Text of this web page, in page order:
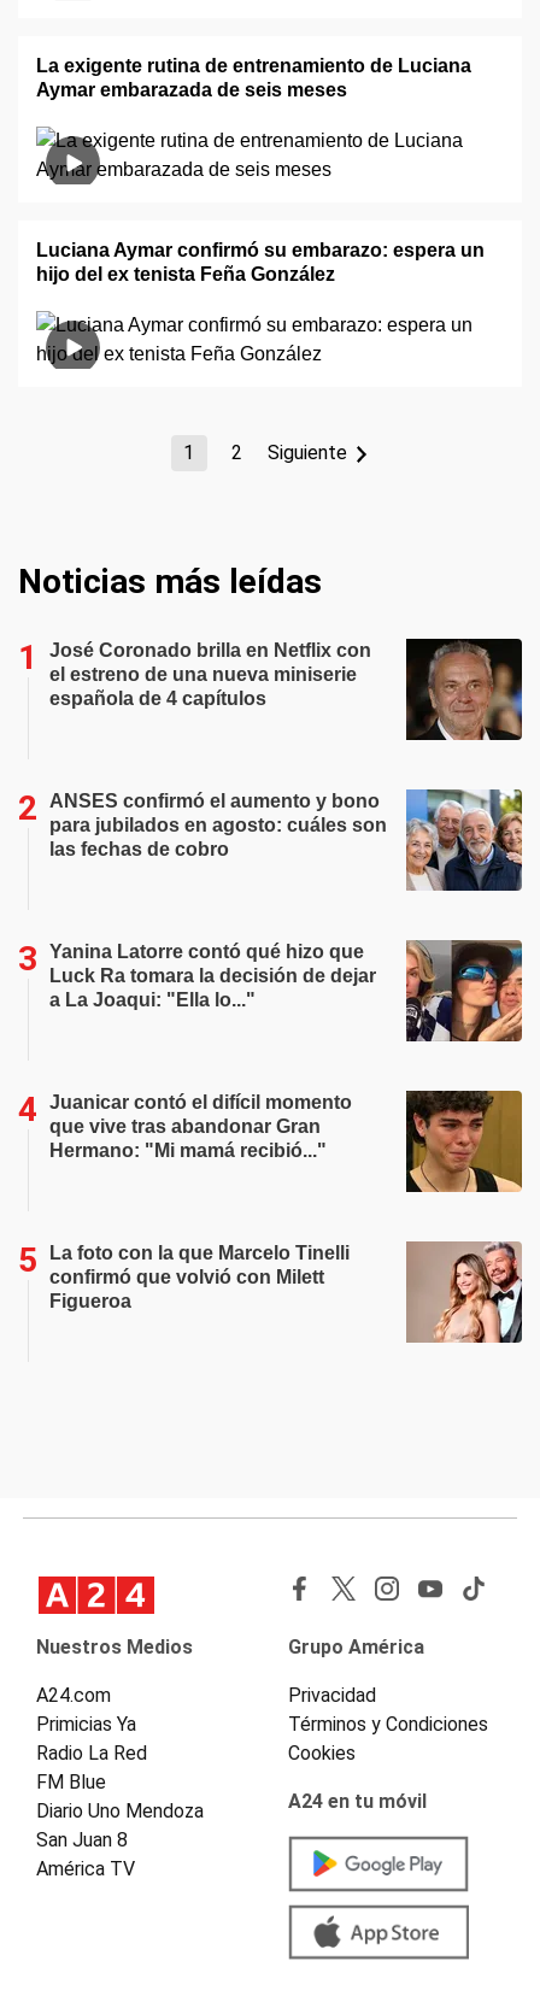
La exigente rutina de entrenamiento de Luciana
Aymar embarazada de seis meses
Luciana Aymar confirmó su embarazo: espera un
hijo del ex tenista Feña González
1 2 Siguiente
Noticias más leídas
José Coronado brilla en Netflix con
el estreno de una nueva miniserie
española de 4 capítulos
ANSES confirmó el aumento y bono
para jubilados en agosto: cuáles son
las fechas de cobro
Yanina Latorre contó qué hizo que
Luck Ra tomara la decisión de dejar
a La Joaqui: "Ella lo..."
Juanicar contó el difícil momento
que vive tras abandonar Gran
Hermano: "Mi mamá recibió..."
La foto con la que Marcelo Tinelli
confirmó que volvió con Milett
Figueroa
Nuestros Medios
A24.com
Primicias Ya
Radio La Red
FM Blue
Diario Uno Mendoza
San Juan 8
América TV
Grupo América
Privacidad
Términos y Condiciones
Cookies
A24 en tu móvil